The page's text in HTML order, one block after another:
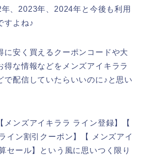
、2023年、2024年と今後も利用
すよね♪
に安く買えるクーポンコードや大
得な情報などをメンズアイキララ
で配信していたらいいのに♪と思い
メンズアイキララ ライン登録】【
イン割引クーポン】【 メンズアイ
セール】という風に思いつく限り